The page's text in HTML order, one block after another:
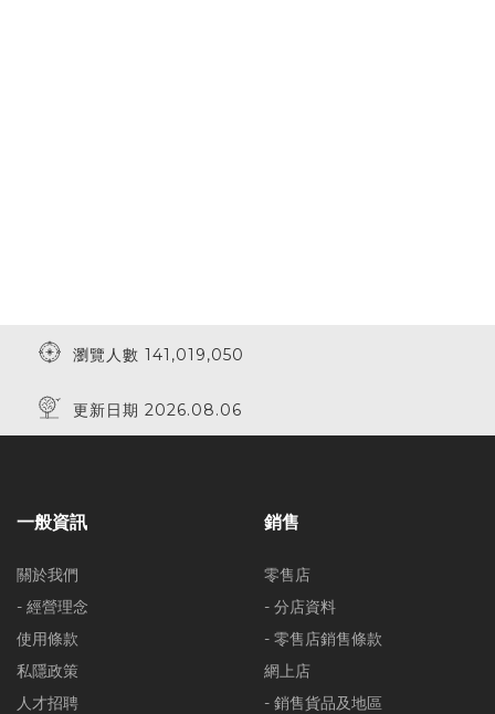
瀏覽人數 141,019,050
更新日期 2026.08.06
一般資訊
關於我們
- 經營理念
使用條款
私隱政策
人才招聘
銷售
零售店
- 分店資料
- 零售店銷售條款
網上店
- 銷售貨品及地區